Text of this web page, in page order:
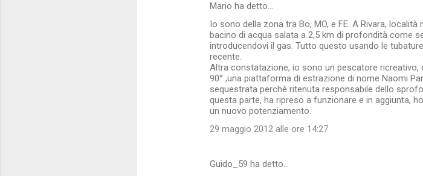
Mario ha detto…
Io sono della zona tra Bo, MO, e FE. A Rivara,
bacino di acqua salata a 2,5 km di profondità come
introducendovi il gas. Tutto questo usando le
recente.
Altra constatazione, io sono un pescatore ricreativo,
90° ,una piattaforma di estrazione di nome Naomi
sequestrata perchè ritenuta responsabile dello
questa parte, ha ripreso a funzionare e in aggiunta,
un nuovo potenziamento.
29 maggio 2012 alle ore 14:27
Guido_59 ha detto…